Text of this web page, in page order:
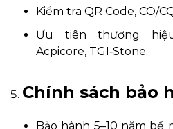
Kiểm tra QR Code, CO/
Ưu tiên thương
Acpicore, TGI‑Stone.
Chính sách bảo
Bảo hành 5–10 năm bề